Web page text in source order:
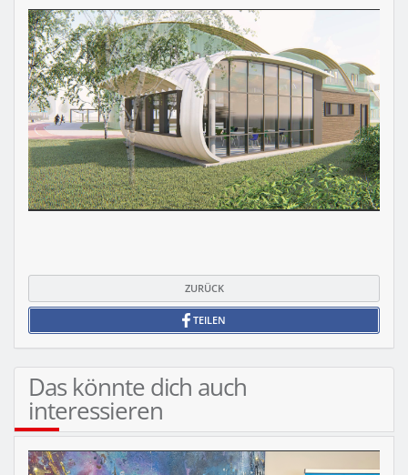
ZURÜCK
TEILEN
Das könnte dich auch
interessieren